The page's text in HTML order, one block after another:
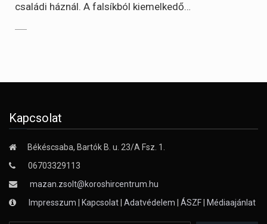
családi háznál. A falsíkból kiemelkedő…
Kapcsolat
Békéscsaba, Bartók B. u. 23/A Fsz. 1.
06703329113
mazan.zsolt@koroshircentrum.hu
Impresszum
Kapcsolat Adatvédelem ÁSZF Médiaajánlat